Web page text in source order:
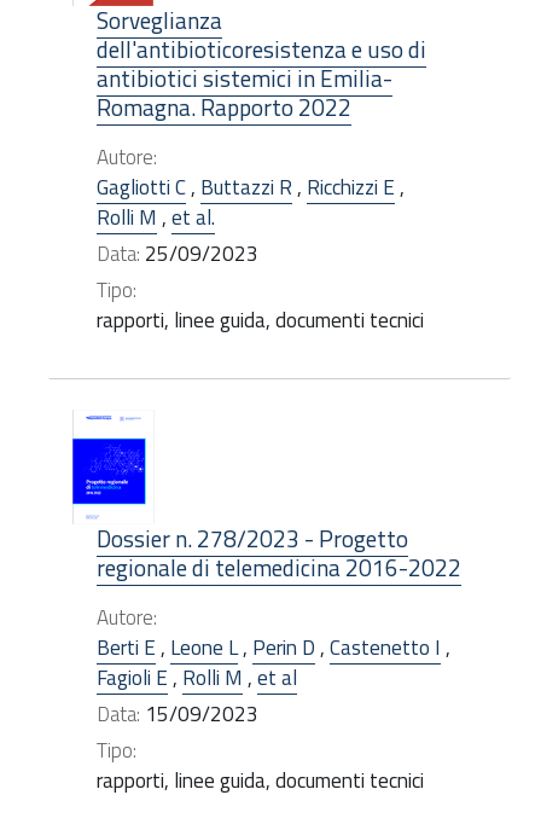
Sorveglianza
dell'antibioticoresistenza e uso di
antibiotici sistemici in Emilia-
Romagna. Rapporto 2022
Autore:
Gagliotti C, Buttazzi R, Ricchizzi E,
Rolli M ,et al.
Data: 25/09/2023
Tipo:
rapporti, linee guida, documenti tecnici
Dossier n. 278/2023 - Progetto
regionale di telemedicina 2016-2022
Autore:
Berti E, Leone L, Perin D,Castenetto I ,
Fagioli E, Rolli M ,et al
Data: 15/09/2023
Tipo:
rapporti, linee guida, documenti tecnici